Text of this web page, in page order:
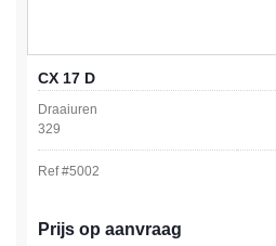
CX 17 D
Draaiuren
329
Ref #5002
Prijs op aanvraag